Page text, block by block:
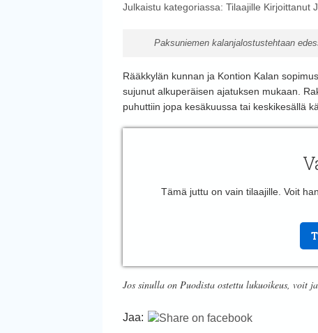
Julkaistu kategoriassa: Tilaajille Kirjoittanut
Paksuniemen kalanjalostustehtaan
Rääkkylän kunnan ja Kontion Kalan
sujunut alkuperäisen ajatuksen mukaan.
puhuttiin jopa kesäkuussa tai keskikesällä
Tämä juttu on vain tilaajille. Voit
Jos sinulla on Puodista ostettu lukuoikeus, voit
Jaa: